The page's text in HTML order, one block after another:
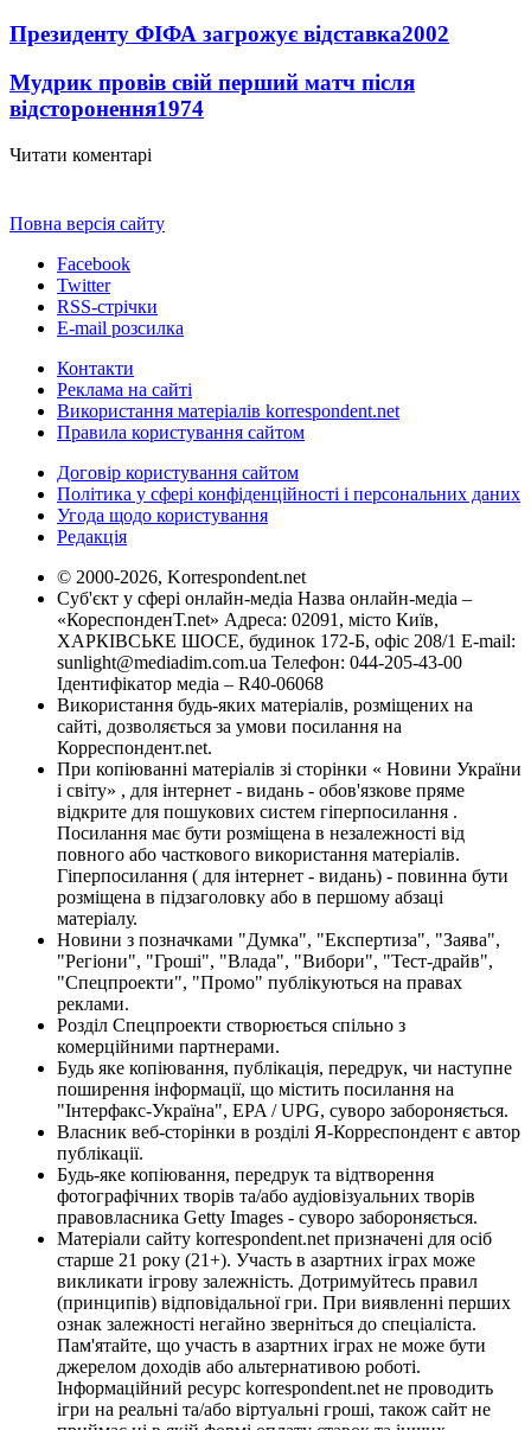
Президенту ФІФА загрожує відставка2002
Мудрик провів свій перший матч після
відсторонення1974
Читати коментарі
Повна версія сайту
Facebook
Twitter
RSS-стрічки
E-mail розсилка
Контакти
Реклама на сайті
Використання матеріалів korrespondent.net
Правила користування сайтом
Договір користування сайтом
Політика у сфері конфіденційності і персональних даних
Угода щодо користування
Редакція
© 2000-2026, Korrespondent.net
Суб'єкт у сфері онлайн-медіа Назва онлайн-медіа –
«КореспонденТ.net» Адреса: 02091, місто Київ,
ХАРКІВСЬКЕ ШОСЕ, будинок 172-Б, офіс 208/1 E-mail:
sunlight@mediadim.com.ua Телефон: 044-205-43-00
Ідентифікатор медіа – R40-06068
Використання будь-яких матеріалів, розміщених на
сайті, дозволяється за умови посилання на
Корреспондент.net.
При копіюванні матеріалів зі сторінки « Новини України
і світу» , для інтернет - видань - обов'язкове пряме
відкрите для пошукових систем гіперпосилання .
Посилання має бути розміщена в незалежності від
повного або часткового використання матеріалів.
Гіперпосилання ( для інтернет - видань) - повинна бути
розміщена в підзаголовку або в першому абзаці
матеріалу.
Новини з позначками "Думка", "Експертиза", "Заява",
"Регіони", "Гроші", "Влада", "Вибори", "Тест-драйв",
"Спецпроекти", "Промо" публікуються на правах
реклами.
Розділ Спецпроекти створюється спільно з
комерційними партнерами.
Будь яке копіювання, публікація, передрук, чи наступне
поширення інформації, що містить посилання на
"Інтерфакс-Україна", EPA / UPG, суворо забороняється.
Власник веб-сторінки в розділі Я-Корреспондент є автор
публікації.
Будь-яке копіювання, передрук та відтворення
фотографічних творів та/або аудіовізуальних творів
правовласника Getty Images - суворо забороняється.
Матеріали сайту korrespondent.net призначені для осіб
старше 21 року (21+). Участь в азартних іграх може
викликати ігрову залежність. Дотримуйтесь правил
(принципів) відповідальної гри. При виявленні перших
ознак залежності негайно зверніться до спеціаліста.
Пам'ятайте, що участь в азартних іграх не може бути
джерелом доходів або альтернативою роботі.
Інформаційний ресурс korrespondent.net не проводить
ігри на реальні та/або віртуальні гроші, також сайт не